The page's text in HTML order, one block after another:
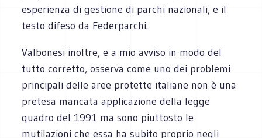
esperienza di gestione di parchi nazionali, e il
testo difeso da Federparchi.
Valbonesi inoltre, e a mio avviso in modo del
tutto corretto, osserva come uno dei problemi
principali delle aree protette italiane non è una
pretesa mancata applicazione della legge
quadro del 1991 ma sono piuttosto le
mutilazioni che essa ha subito proprio negli